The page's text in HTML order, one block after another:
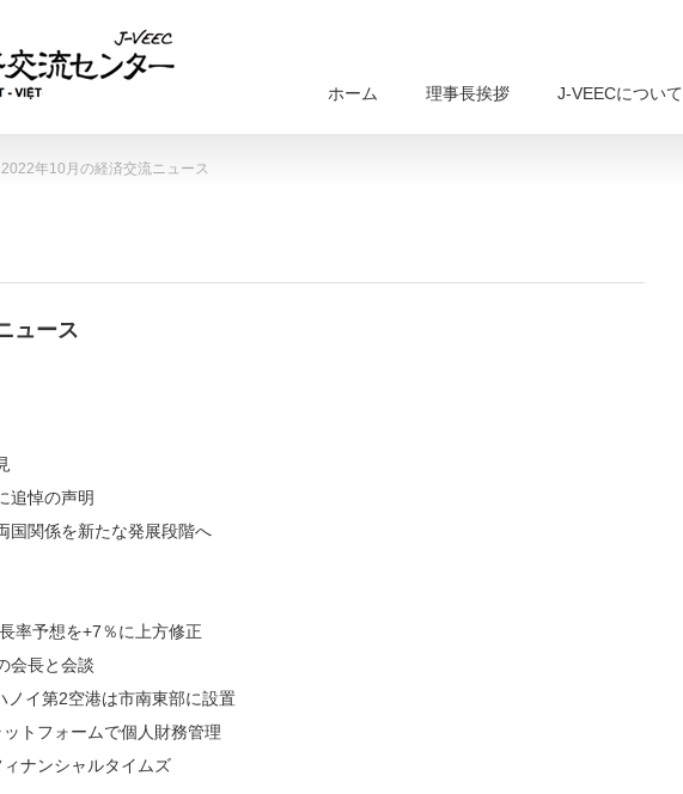
ホーム 理事長挨拶 J-VEECについて
2022年10月の経済交流ニュース
ュース
追悼の声明
国関係を新たな発展段階へ
率予想を+7％に上方修正
会長と会談
ノイ第2空港は市南東部に設置
トフォームで個人財務管理
ナンシャルタイムズ